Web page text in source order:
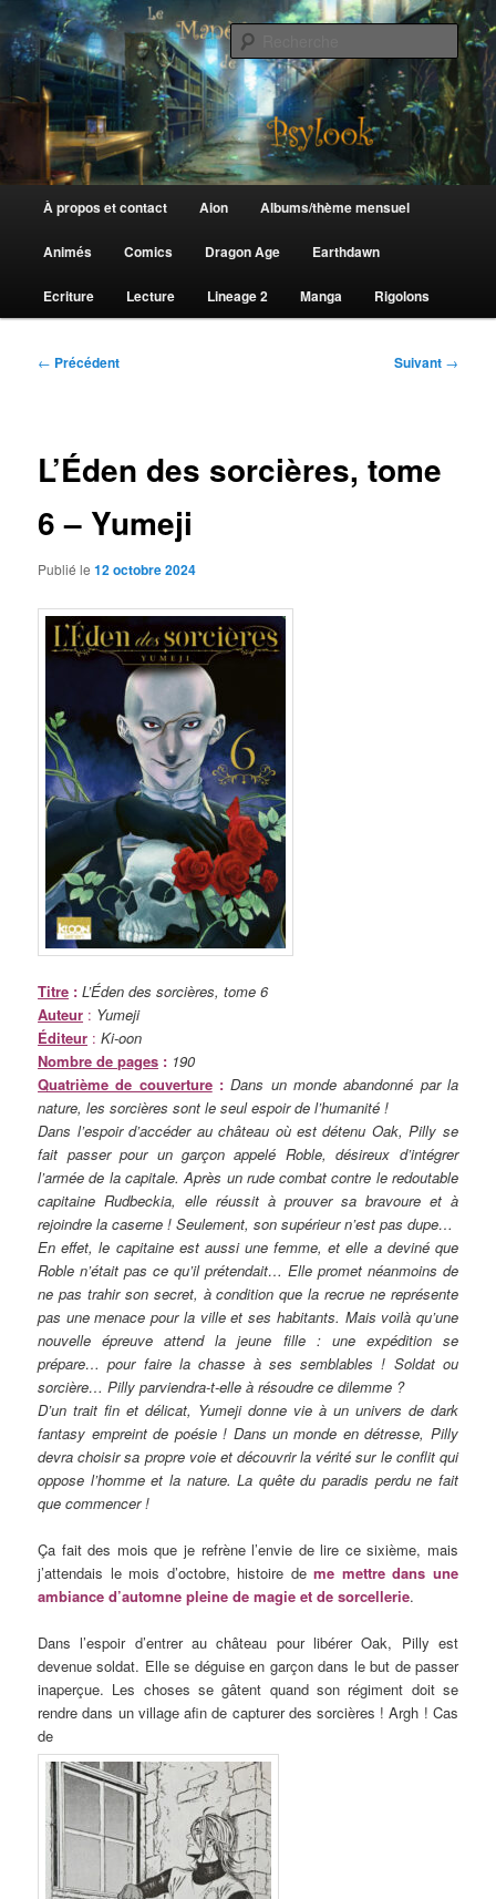
au
contenu
principalLe Manège de Psylook
principal
À propos et contact Aion Albums/thème mensuel
Animés Comics Dragon Age Earthdawn
Ecriture Lecture Lineage 2 Manga Rigolons
Navigation
← Précédent Suivant →
L’Éden des sorcières, tome
6 – Yumeji
Publié le12 octobre 2024
Titre : L’Éden des sorcières, tome 6
Auteur : Yumeji
Éditeur : Ki-oon
Nombre de pages : 190
Quatrième de couverture:Dans un monde abandonné par la
nature, les sorcières sont le seul espoir de l’humanité !
Dans l’espoir d’accéder au château où est détenu Oak, Pilly se
fait passer pour un garçon appelé Roble, désireux d’intégrer
l’armée de la capitale. Après un rude combat contre le redoutable
capitaine Rudbeckia, elle réussit à prouver sa bravoure et à
rejoindre la caserne ! Seulement, son supérieur n’est pas dupe…
En effet, le capitaine est aussi une femme, et elle a deviné que
Roble n’était pas ce qu’il prétendait… Elle promet néanmoins de
ne pas trahir son secret, à condition que la recrue ne représente
pas une menace pour la ville et ses habitants. Mais voilà qu’une
nouvelle épreuve attend la jeune fille : une expédition se
prépare… pour faire la chasse à ses semblables ! Soldat ou
sorcière… Pilly parviendra-t-elle à résoudre ce dilemme ?
D’un trait fin et délicat, Yumeji donne vie à un univers de dark
fantasy empreint de poésie ! Dans un monde en détresse, Pilly
devra choisir sa propre voie et découvrir la vérité sur le conflit qui
oppose l’homme et la nature. La quête du paradis perdu ne fait
que commencer !
Ça fait des mois que je refrène l’envie de lire ce sixième, mais
j’attendais le mois d’octobre, histoire deme mettre dans une
ambiance d’automne pleine de magie et de sorcellerie.
Dans l’espoir d’entrer au château pour libérer Oak, Pilly est
devenue soldat. Elle se déguise en garçon dans le but de passer
inaperçue. Les choses se gâtent quand son régiment doit se
rendre dans un village afin de capturer des sorcières ! Argh ! Cas
de